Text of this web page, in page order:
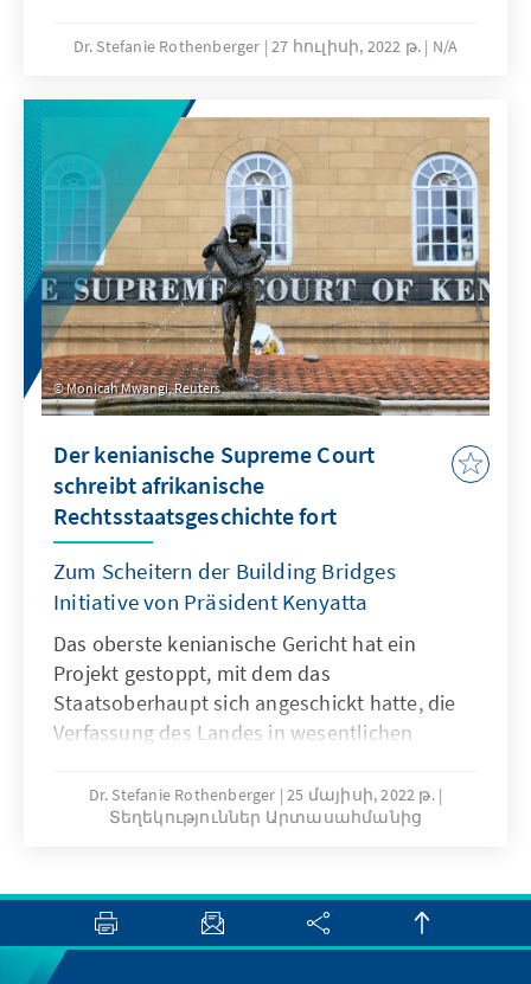
Dr. Stefanie Rothenberger 27 հուլիսի, 2022 թ. N/A
Monicah Mwangi, Reuters
Der kenianische Supreme Court
schreibt afrikanische
Rechtsstaatsgeschichte fort
Zum Scheitern der Building Bridges
Initiative von Präsident Kenyatta
Das oberste kenianische Gericht hat ein
Projekt gestoppt, mit dem das
Staatsoberhaupt sich angeschickt hatte, die
Verfassung des Landes in wesentlichen
in ihrem Urteil stellenweise hinter den
Entscheidungen der unteren Instanzen
richterlichen Unab­hängigkeit in dem
ostafrikanischen Staat ist mindestens
halbvoll.
Dr. Stefanie Rothenberger 25 մայիսի, 2022 թ.
Տեղեկություններ Արտասահմանից